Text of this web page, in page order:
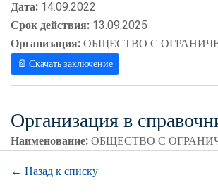
Дата: 14.09.2022
Срок действия: 13.09.2025
Организация:ОБЩЕСТВО С
📄 Скачать заключение
Организация в
Наименование:ОБЩЕСТВО С
← Назад к списку